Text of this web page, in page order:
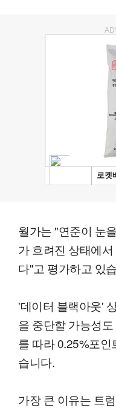
월가는 "연준이 눈
가 흐려진 상태에
다"고 평가하고 있
'데이터 블랙아웃'
을 중단할 가능성
를 따라 0.25%포인
습니다.
가장 큰 이유는 트